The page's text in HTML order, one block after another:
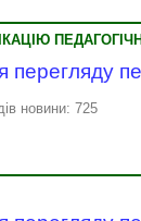
перегляду
новини: 725